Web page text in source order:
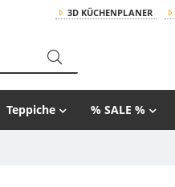
3D KÜCHENPLANER
Teppiche % SALE %